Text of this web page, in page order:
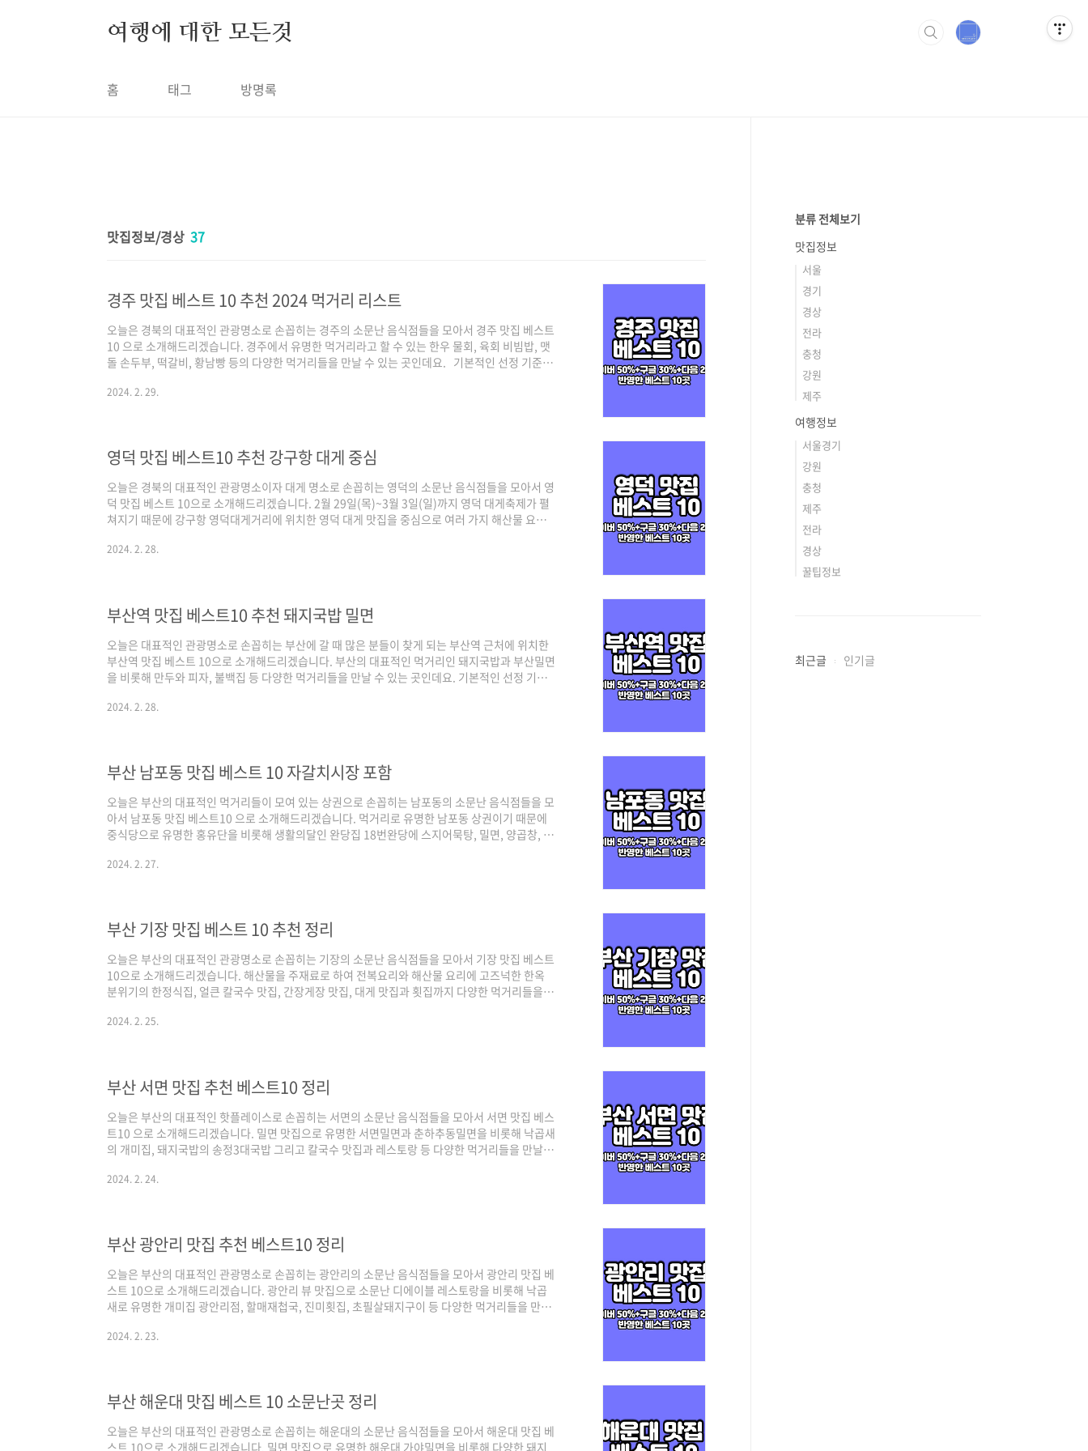
여행에 대한 모든것
홈 태그 방명록
맛집정보/경상 37
경주 맛집 베스트 10 추천 2024 먹거리 리스트
오늘은 경북의 대표적인 관광명소로 손꼽히는 경주의 소문난 음식점들을 모아서 경주 맛집 베스트
10 으로 소개해드리겠습니다. 경주에서 유명한 먹거리라고 할 수 있는 한우 물회, 육회 비빔밥, 맷
돌 손두부, 떡갈비, 황남빵 등의 다양한 먹거리들을 만날 수 있는 곳인데요. 기본적인 선정 기준은
각 포털의 검색 기준은 네이버의 경우 최근 사람들이 많이 찾는 최신 트렌드가 반영되어 있고, 구글
2024. 2. 29.
영덕 맛집 베스트10 추천 강구항 대게 중심
오늘은 경북의 대표적인 관광명소이자 대게 명소로 손꼽히는 영덕의 소문난 음식점들을 모아서 영
덕 맛집 베스트 10으로 소개해드리겠습니다. 2월 29일(목)~3월 3일(일)까지 영덕 대게축제가 펼
쳐지기 때문에 강구항 영덕대게거리에 위치한 영덕 대게 맛집을 중심으로 여러 가지 해산물 요리
는데요. 기본적인 선정 기준은 3대 검색 포털인 네이버(50%)를 비롯해 구글과 다음의 플레이스 순
2024. 2. 28.
부산역 맛집 베스트10 추천 돼지국밥 밀면
오늘은 대표적인 관광명소로 손꼽히는 부산에 갈 때 많은 분들이 찾게 되는 부산역 근처에 위치한
부산역 맛집 베스트 10으로 소개해드리겠습니다. 부산의 대표적인 먹거리인 돼지국밥과 부산밀면
을 비롯해 만두와 피자, 불백집 등 다양한 먹거리들을 만날 수 있는 곳인데요. 기본적인 선정 기준
며, 각 포털의 검색 기준은 네이버의 경우 최근 사람들이 많이 찾는 최신 트렌드가 반영되어 있고,
2024. 2. 28.
부산 남포동 맛집 베스트 10 자갈치시장 포함
오늘은 부산의 대표적인 먹거리들이 모여 있는 상권으로 손꼽히는 남포동의 소문난 음식점들을 모
아서 남포동 맛집 베스트10 으로 소개해드리겠습니다. 먹거리로 유명한 남포동 상권이기 때문에
중식당으로 유명한 홍유단을 비롯해 생활의달인 완당집 18번완당에 스지어묵탕, 밀면, 양곱창, 쌀
털인 네이버(50%)를 비롯해 구글과 다음의 플레이스 순위를 반영하여 선정하였으며, 각 포털의
2024. 2. 27.
부산 기장 맛집 베스트 10 추천 정리
오늘은 부산의 대표적인 관광명소로 손꼽히는 기장의 소문난 음식점들을 모아서 기장 맛집 베스트
10으로 소개해드리겠습니다. 해산물을 주재료로 하여 전복요리와 해산물 요리에 고즈넉한 한옥
분위기의 한정식집, 얼큰 칼국수 맛집, 간장게장 맛집, 대게 맛집과 횟집까지 다양한 먹거리들을 만
의 플레이스 순위를 반영하여 선정하였으며, 각 포털의 검색 기준은 네이버의 경우 최근 사람들이
2024. 2. 25.
부산 서면 맛집 추천 베스트10 정리
오늘은 부산의 대표적인 핫플레이스로 손꼽히는 서면의 소문난 음식점들을 모아서 서면 맛집 베스
트10 으로 소개해드리겠습니다. 밀면 맛집으로 유명한 서면밀면과 춘하추동밀면을 비롯해 낙곱새
의 개미집, 돼지국밥의 송정3대국밥 그리고 칼국수 맛집과 레스토랑 등 다양한 먹거리들을 만날 수
과 다음의 플레이스 순위를 반영하여 선정하였으며, 각 포털의 검색 기준은 네이버의 경우 최근 사
2024. 2. 24.
부산 광안리 맛집 추천 베스트10 정리
오늘은 부산의 대표적인 관광명소로 손꼽히는 광안리의 소문난 음식점들을 모아서 광안리 맛집 베
스트 10으로 소개해드리겠습니다. 광안리 뷰 맛집으로 소문난 디에이블 레스토랑을 비롯해 낙곱
새로 유명한 개미집 광안리점, 할매재첩국, 진미횟집, 초필살돼지구이 등 다양한 먹거리들을 만날
플레이스 순위를 반영하여 선정하였으며, 각 포털의 검색 기준은 네이버의 경우 최근 사람들이 많
2024. 2. 23.
부산 해운대 맛집 베스트 10 소문난곳 정리
오늘은 부산의 대표적인 관광명소로 손꼽히는 해운대의 소문난 음식점들을 모아서 해운대 맛집 베
스트 10으로 소개해드리겠습니다. 밀면 맛집으로 유명한 해운대 가야밀면을 비롯해 다양한 돼지
분류 전체보기
맛집정보
서울
경기
경상
전라
충청
강원
제주
여행정보
서울경기
강원
충청
제주
전라
경상
꿀팁정보
최근글 인기글